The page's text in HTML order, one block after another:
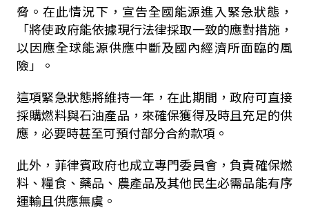
脅。在此情況下，宣告全國能源進入緊急狀態，
「將使政府能依據現行法律採取一致的應對措施，
以因應全球能源供應中斷及國內經濟所面臨的風
險」。
這項緊急狀態將維持一年，在此期間，政府可直接
採購燃料與石油產品，來確保獲得及時且充足的供
應，必要時甚至可預付部分合約款項。
此外，菲律賓政府也成立專門委員會，負責確保燃
料、糧食、藥品、農產品及其他民生必需品能有序
運輸且供應無虞。